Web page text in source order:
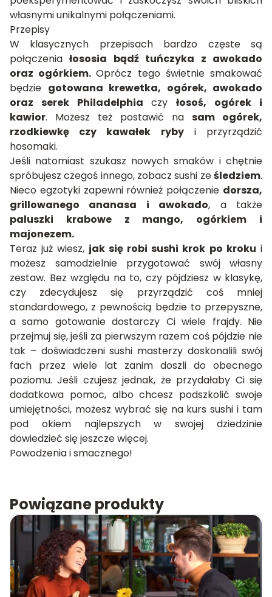
własnymi unikalnymi połączeniami.
Przepisy
W klasycznych przepisach bardzo częste są
połączeniałososia bądź tuńczyka z awokado
oraz ogórkiem.Oprócz tego świetnie smakować
będzie gotowana krewetka, ogórek, awokado
oraz serek Philadelphia czy łosoś, ogórek i
kawior. Możesz też postawić na sam ogórek,
rzodkiewkę czy kawałek rybyi przyrządzić
hosomaki.
Jeśli natomiast szukasz nowych smaków i chętnie
spróbujesz czegoś innego, zobacz sushi ześledziem.
Nieco egzotyki zapewni również połączenie dorsza,
grillowanego ananasa i awokado, a także
paluszki krabowe z mango, ogórkiem i
majonezem.
Teraz już wiesz, jak się robi sushi krok po kroku i
możesz samodzielnie przygotować swój własny
zestaw. Bez względu na to, czy pójdziesz w klasykę,
czy zdecydujesz się przyrządzić coś mniej
standardowego, z pewnością będzie to przepyszne,
a samo gotowanie dostarczy Ci wiele frajdy. Nie
przejmuj się, jeśli za pierwszym razem coś pójdzie nie
tak – doświadczeni sushi masterzy doskonalili swój
fach przez wiele lat zanim doszli do obecnego
poziomu. Jeśli czujesz jednak, że przydałaby Ci się
dodatkowa pomoc, albo chcesz podszkolić swoje
umiejętności, możesz wybrać się na kurs sushi i tam
pod okiem najlepszych w swojej dziedzinie
dowiedzieć się jeszcze więcej.
Powodzenia i smacznego!
Powiązane produkty